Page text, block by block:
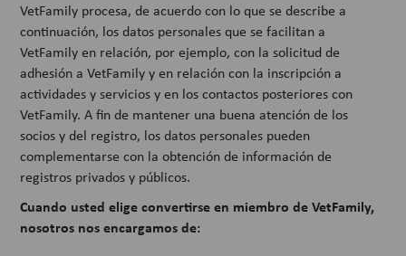
VetFamily procesa, de acuerdo con lo que se describe a
continuación, los datos personales que se facilitan a
VetFamily en relación, por ejemplo, con la solicitud de
adhesión a VetFamily y en relación con la inscripción a
actividades y servicios y en los contactos posteriores con
VetFamily. A fin de mantener una buena atención de los
socios y del registro, los datos personales pueden
complementarse con la obtención de información de
registros privados y públicos.
Cuando usted elige convertirse en miembro de VetFamily,
nosotros nos encargamos de: